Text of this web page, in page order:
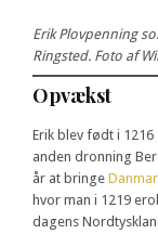
Erik Plovpenning
Ringsted. Foto af
Opvækst
Erik blev født i
anden dronning
år at bringe
hvor man i 1219
dagens